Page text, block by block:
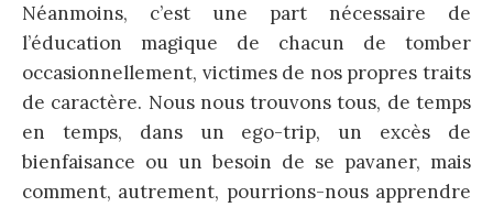
Néanmoins, c’est une part nécessaire de
l’éducation magique de chacun de tomber
occasionnellement, victimes de nos propres traits
de caractère. Nous nous trouvons tous, de temps
en temps, dans un ego-trip, un excès de
bienfaisance ou un besoin de se pavaner, mais
comment, autrement, pourrions-nous apprendre